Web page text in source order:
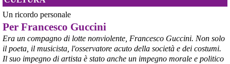
Un ricordo personale
Per Francesco Guccini
Era un compagno di lotte nonviolente, Francesco Guccini. Non solo
il poeta, il musicista, l'osservatore acuto della società e dei costumi.
Il suo impegno di artista è stato anche un impegno morale e politico